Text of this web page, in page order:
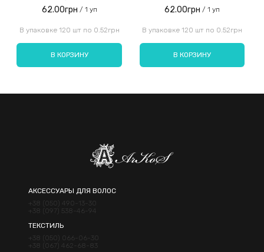
62.00грн / 1 уп
В упаковке 120 шт по 0.52грн
В КОРЗИНУ
62.00грн / 1 уп
В упаковке 120 шт по 0.52грн
В КОРЗИНУ
АКСЕССУАРЫ ДЛЯ ВОЛОС
+38 (050) 490-13-30
+38 (097) 538-46-94
ТЕКСТИЛЬ
+38 (050) 066-06-30
+38 (067) 462-68-83